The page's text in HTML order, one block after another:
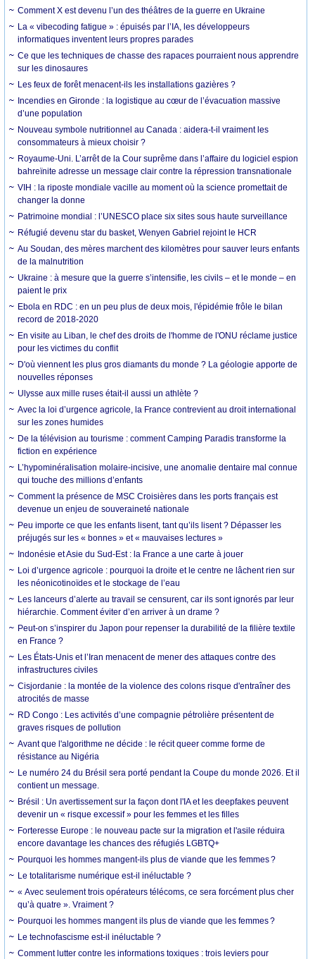
Comment X est devenu l’un des théâtres de la guerre en Ukraine
La « vibecoding fatigue » : épuisés par l’IA, les développeurs
informatiques inventent leurs propres parades
Ce que les techniques de chasse des rapaces pourraient nous apprendre
sur les dinosaures
Les feux de forêt menacent-ils les installations gazières ?
Incendies en Gironde : la logistique au cœur de l’évacuation massive
d’une population
Nouveau symbole nutritionnel au Canada : aidera-t-il vraiment les
consommateurs à mieux choisir ?
Royaume-Uni. L’arrêt de la Cour suprême dans l’affaire du logiciel espion
bahreïnite adresse un message clair contre la répression transnationale
VIH : la riposte mondiale vacille au moment où la science promettait de
changer la donne
Patrimoine mondial : l’UNESCO place six sites sous haute surveillance
Réfugié devenu star du basket, Wenyen Gabriel rejoint le HCR
Au Soudan, des mères marchent des kilomètres pour sauver leurs enfants
de la malnutrition
Ukraine : à mesure que la guerre s’intensifie, les civils – et le monde – en
paient le prix
Ebola en RDC : en un peu plus de deux mois, l'épidémie frôle le bilan
record de 2018-2020
En visite au Liban, le chef des droits de l'homme de l'ONU réclame justice
pour les victimes du conflit
D'où viennent les plus gros diamants du monde ? La géologie apporte de
nouvelles réponses
Ulysse aux mille ruses était-il aussi un athlète ?
Avec la loi d’urgence agricole, la France contrevient au droit international
sur les zones humides
De la télévision au tourisme : comment Camping Paradis transforme la
fiction en expérience
L’hypominéralisation molaire-incisive, une anomalie dentaire mal connue
qui touche des millions d’enfants
Comment la présence de MSC Croisières dans les ports français est
devenue un enjeu de souveraineté nationale
Peu importe ce que les enfants lisent, tant qu’ils lisent ? Dépasser les
préjugés sur les « bonnes » et « mauvaises lectures »
Indonésie et Asie du Sud-Est : la France a une carte à jouer
Loi d’urgence agricole : pourquoi la droite et le centre ne lâchent rien sur
les néonicotinoïdes et le stockage de l’eau
Les lanceurs d’alerte au travail se censurent, car ils sont ignorés par leur
hiérarchie. Comment éviter d’en arriver à un drame ?
Peut-on s’inspirer du Japon pour repenser la durabilité de la filière textile
en France ?
Les États-Unis et l’Iran menacent de mener des attaques contre des
infrastructures civiles
Cisjordanie : la montée de la violence des colons risque d'entraîner des
atrocités de masse
RD Congo : Les activités d’une compagnie pétrolière présentent de
graves risques de pollution
Avant que l'algorithme ne décide : le récit queer comme forme de
résistance au Nigéria
Le numéro 24 du Brésil sera porté pendant la Coupe du monde 2026. Et il
contient un message.
Brésil : Un avertissement sur la façon dont l'IA et les deepfakes peuvent
devenir un « risque excessif » pour les femmes et les filles
Forteresse Europe : le nouveau pacte sur la migration et l'asile réduira
encore davantage les chances des réfugiés LGBTQ+
Pourquoi les hommes mangent-ils plus de viande que les femmes ?
Le totalitarisme numérique est-il inéluctable ?
« Avec seulement trois opérateurs télécoms, ce sera forcément plus cher
qu’à quatre ». Vraiment ?
Pourquoi les hommes mangent ils plus de viande que les femmes ?
Le technofascisme est-il inéluctable ?
Comment lutter contre les informations toxiques : trois leviers pour